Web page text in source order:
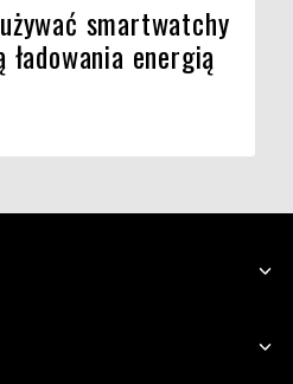
smartwatchy
energią